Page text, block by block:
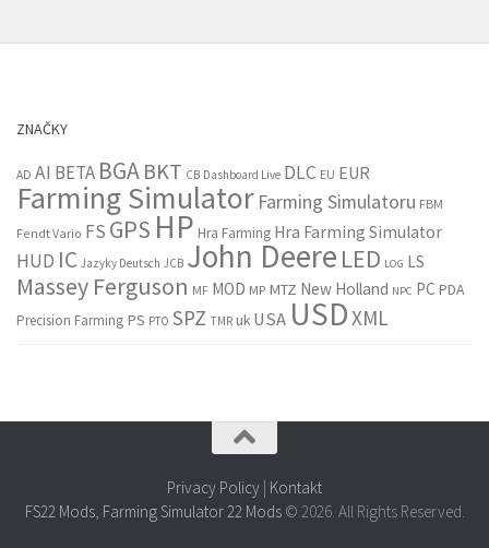
ZNAČKY
AD AI BETA BGABKT CB Dashboard Live DLC EU EUR
Farming Simulator Farming Simulatoru FBM
Fendt Vario FS GPS HP Hra Farming Hra Farming Simulator
HUD IC Jazyky Deutsch JCB John Deere LED LOG LS
Massey Ferguson MF MOD MP MTZ New Holland NPC PC PDA
Precision Farming PS PTO SPZ TMR uk USA USDXML
Privacy Policy | Kontakt
FS22 Mods, Farming Simulator 22 Mods© 2026. All Rights Reserved.